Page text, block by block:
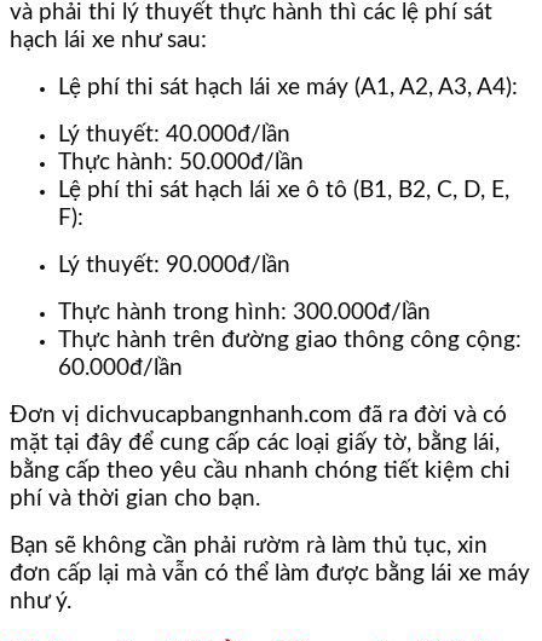
và phải thi lý thuyết thực hành thì các lệ phí sát
hạch lái xe như sau:
Lệ phí thi sát hạch lái xe máy (A1, A2, A3, A4):
Lý thuyết: 40.000đ/lần
Thực hành: 50.000đ/lần
Lệ phí thi sát hạch lái xe ô tô (B1, B2, C, D, E,
F):
Lý thuyết: 90.000đ/lần
Thực hành trong hình: 300.000đ/lần
Thực hành trên đường giao thông công cộng:
60.000đ/lần
Đơn vị dichvucapbangnhanh.com đã ra đời và có
mặt tại đây để cung cấp các loại giấy tờ, bằng lái,
bằng cấp theo yêu cầu nhanh chóng tiết kiệm chi
phí và thời gian cho bạn.
Bạn sẽ không cần phải rườm rà làm thủ tục, xin
đơn cấp lại mà vẫn có thể làm được bằng lái xe máy
như ý.